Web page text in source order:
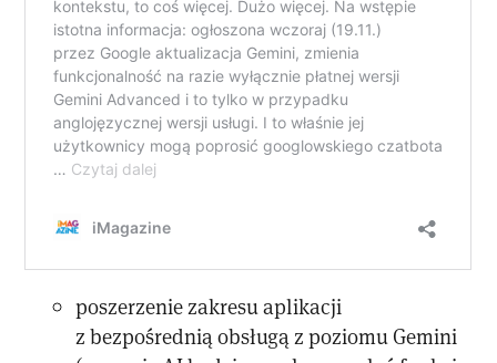
poszerzenie zakresu aplikacji
z bezpośrednią obsługą z poziomu Gemini